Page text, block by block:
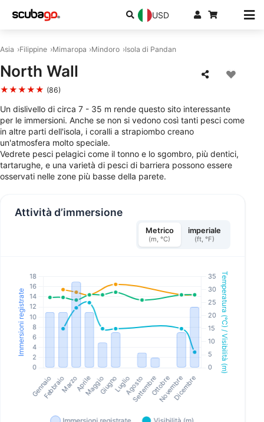
USD
Asia Filippine Mimaropa Mindoro Isola di Pandan
North Wall
★★★★★ (86)
Un dislivello di circa 7 - 35 m rende questo sito interessante
per le immersioni. Anche se non si vedono così tanti pesci come
in altre parti dell'isola, i coralli a strapiombo creano
un'atmosfera molto speciale.
Vedrete pesci pelagici come il tonno e lo sgombro, più dentici,
tartarughe, e una varietà di pesci di barriera possono essere
osservati nelle zone più basse della parete.
Attività d’immersione
Metrico
(m, °C)
imperiale
(ft, °F)